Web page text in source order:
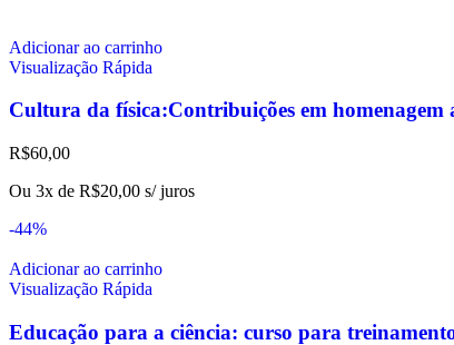
Adicionar ao carrinho
Visualização Rápida
Cultura da física:Contribuições em
R$60,00
Ou 3x de R$20,00 s/ juros
-44%
Adicionar ao carrinho
Visualização Rápida
Educação para a ciência: curso para